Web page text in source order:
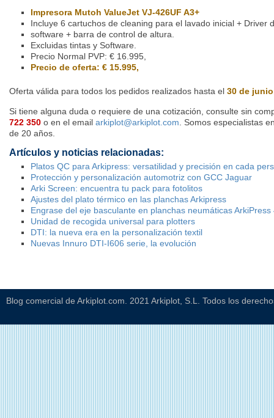
Impresora Mutoh ValueJet VJ-426UF A3+
Incluye 6 cartuchos de cleaning para el lavado inicial + Driver
software + barra de control de altura.
Excluidas tintas y Software.
Precio Normal PVP: € 16.995,
Precio de oferta: € 15.995,
Oferta válida para todos los pedidos realizados hasta el 30 de
Si tiene alguna duda o requiere de una cotización, consulte sin
722 350 o en el email arkiplot@arkiplot.com. Somos especialistas
de 20 años.
Artículos y noticias relacionadas:
Platos QC para Arkipress: versatilidad y precisión en cada
Protección y personalización automotriz con GCC Jaguar
Arki Screen: encuentra tu pack para fotolitos
Ajustes del plato térmico en las planchas Arkipress
Engrase del eje basculante en planchas neumáticas ArkiPress
Unidad de recogida universal para plotters
DTI: la nueva era en la personalización textil
Nuevas Innuro DTI-I606 serie, la evolución
Blog comercial de Arkiplot.com. 2021 Arkiplot, S.L. Todos los